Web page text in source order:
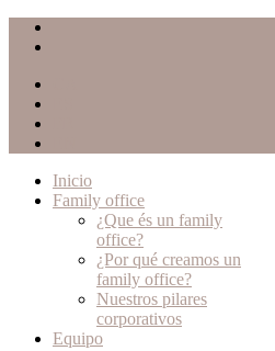
Inicio
Family office
¿Que és un family
office?
¿Por qué creamos un
family office?
Nuestros pilares
corporativos
Equipo